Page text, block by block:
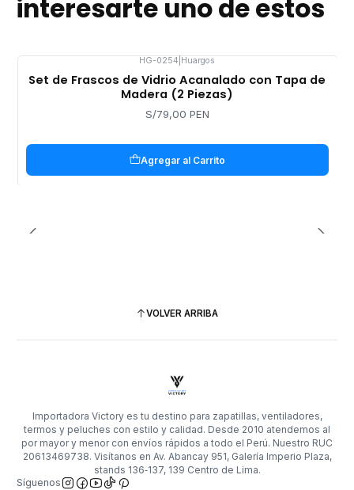
interesarte uno de estos
HG-0254 Huargos
Set de Frascos de Vidrio Acanalado con Tapa de
Madera (2 Piezas)
S/79,00 PEN
Agregar al Carrito
VOLVER ARRIBA
Importadora Victory es tu destino para zapatillas, ventiladores,
termos y peluches con estilo y calidad. Desde 2010 atendemos al
por mayor y menor con envíos rápidos a todo el Perú. Nuestro RUC
20613469738. Visítanos en Av. Abancay 951, Galería Imperio Plaza,
stands 136‑137, 139 Centro de Lima.
Síguenos